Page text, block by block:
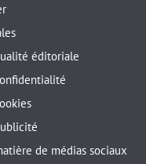
éditoriale
de médias sociaux